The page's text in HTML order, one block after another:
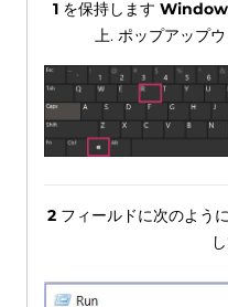
1を保持します
上. ポップアップ
2フィールドに次のよう